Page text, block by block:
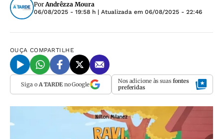
PorAndrêzza Moura
06/08/2025 - 19:58 h | Atualizada em 06/08/2025 - 22:46
OUÇA COMPARTILHE
Siga o A TARDEno Google Nos adicione às suas fontes
preferidas